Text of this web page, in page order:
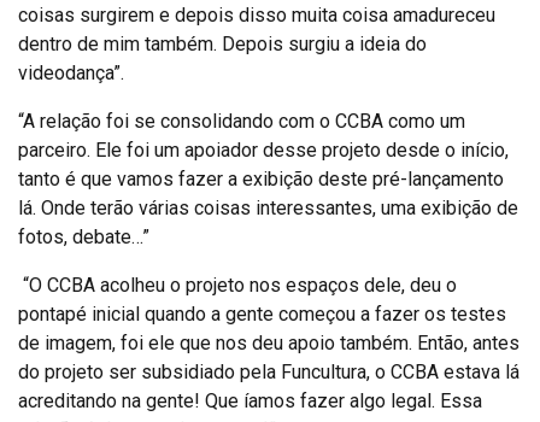
coisas surgirem e depois disso muita coisa amadureceu
dentro de mim também. Depois surgiu a ideia do
videodança”.
“A relação foi se consolidando com o CCBA como um
parceiro. Ele foi um apoiador desse projeto desde o início,
tanto é que vamos fazer a exibição deste pré-lançamento
lá. Onde terão várias coisas interessantes, uma exibição de
fotos, debate…”
“O CCBA acolheu o projeto nos espaços dele, deu o
pontapé inicial quando a gente começou a fazer os testes
de imagem, foi ele que nos deu apoio também. Então, antes
do projeto ser subsidiado pela Funcultura, o CCBA estava lá
acreditando na gente! Que íamos fazer algo legal. Essa